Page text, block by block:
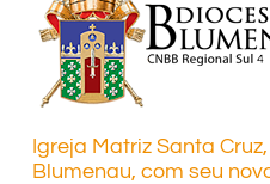
Igreja Matriz Santa
Blumenau, com seu